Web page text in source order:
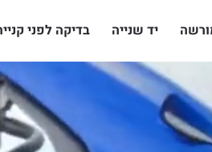
יד שנייה בדיקה לפני